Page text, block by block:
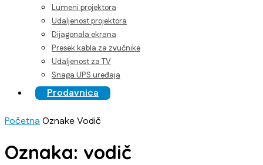
Lumeni projektora
Udaljenost projektora
Dijagonala ekrana
Presek kabla za zvučnike
Udaljenost za TV
Snaga UPS uređaja
Prodavnica
PočetnaOznakeVodič
Oznaka: vodič